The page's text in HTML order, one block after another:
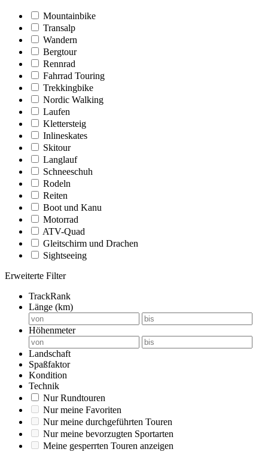
Mountainbike
Transalp
Wandern
Bergtour
Rennrad
Fahrrad Touring
Trekkingbike
Nordic Walking
Laufen
Klettersteig
Inlineskates
Skitour
Langlauf
Schneeschuh
Rodeln
Reiten
Boot und Kanu
Motorrad
ATV-Quad
Gleitschirm und Drachen
Sightseeing
Erweiterte Filter
TrackRank
Länge (km)
Höhenmeter
Landschaft
Spaßfaktor
Kondition
Technik
Nur Rundtouren
Nur meine Favoriten
Nur meine durchgeführten Touren
Nur meine bevorzugten Sportarten
Meine gesperrten Touren anzeigen